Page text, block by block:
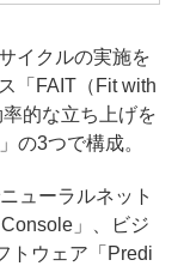
イクルの実施を
「FAIT（Fit with
的な立ち上げを
の3つで構成。
ューラルネット
」、ビジ
トウェア「Predi